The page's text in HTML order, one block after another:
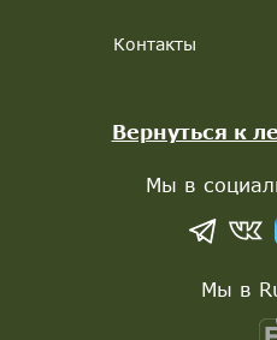
Контакты
Вернуться к
Мы в
Мы в